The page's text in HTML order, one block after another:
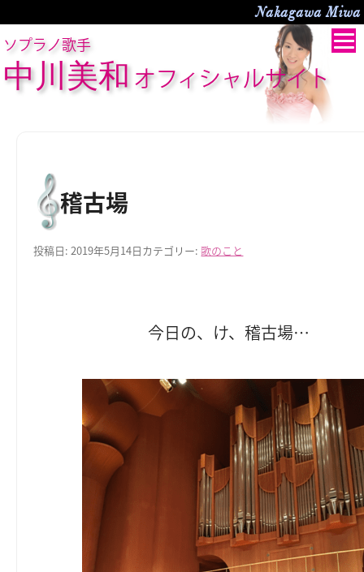
Nakagawa
ソプラノ歌手
中川美和 オフィシャルサイト
稽古場
投稿日:2019年5月14日カテゴリー:歌のこと
今日の、け、稽古場…